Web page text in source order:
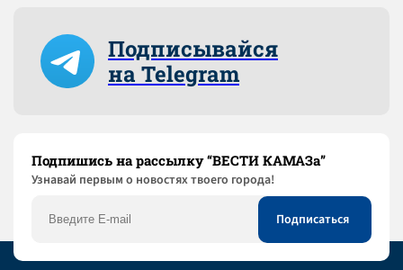
Подписывайся
на Telegram
Подпишись на рассылку “ВЕСТИ КАМАЗа”
Узнaвай первым о новостях твоего города!